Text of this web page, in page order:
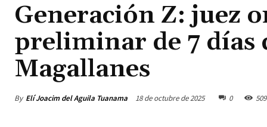
Generación Z: juez
preliminar de 7 días
Magallanes
By Elí Joacim del Aguila Tuanama 18 de octubre de 2025 0 509